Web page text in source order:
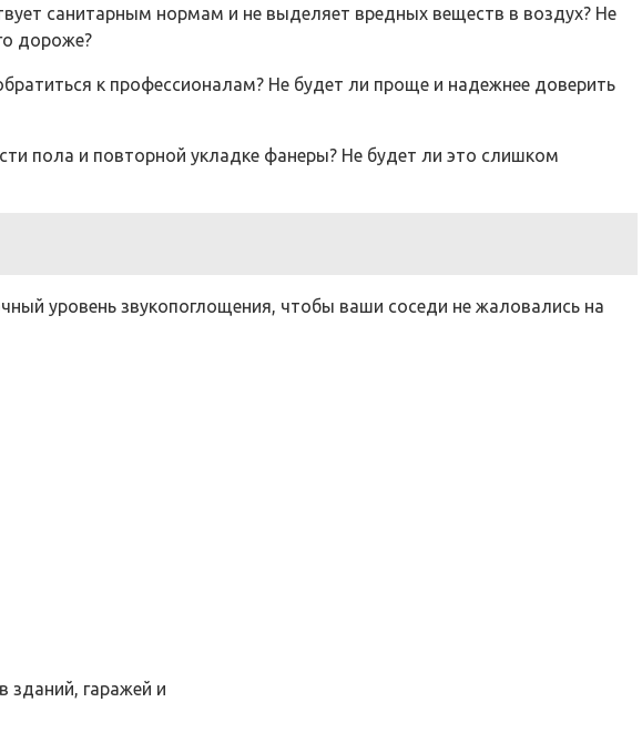
санитарным нормам и не выделяет вредных веществ в воздух? Не
дороже?
к профессионалам? Не будет ли проще и надежнее доверить
пола и повторной укладке фанеры? Не будет ли это слишком
уровень звукопоглощения, чтобы ваши соседи не жаловались на
зданий, гаражей и